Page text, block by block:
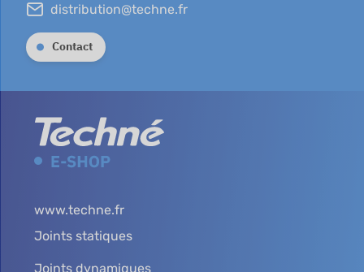
distribution@techne.fr
Contact
www.techne.fr
Joints statiques
Joints dynamiques